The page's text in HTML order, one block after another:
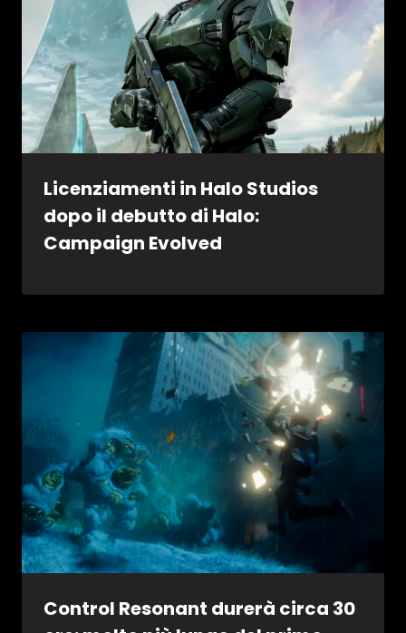
Licenziamenti in Halo Studios
dopo il debutto di Halo:
Campaign Evolved
Control Resonant durerà circa 30